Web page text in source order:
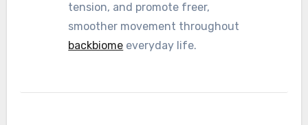
tension, and promote freer,
smoother movement throughout
backbiome everyday life.